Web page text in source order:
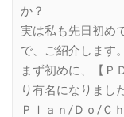
か？
実は私も先日初め
で、ご紹介します。
まず初めに、【Ｐ
り有名になりまし
Ｐｌａｎ/Ｄｏ/Ｃ